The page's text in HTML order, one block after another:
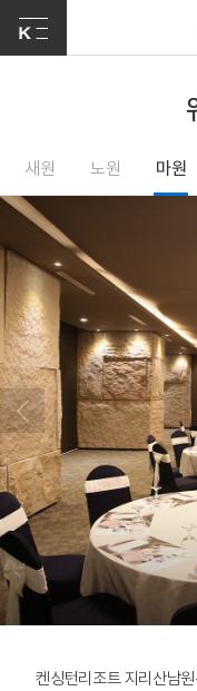
새원 노원 마원
켄싱턴리조트 지리산남